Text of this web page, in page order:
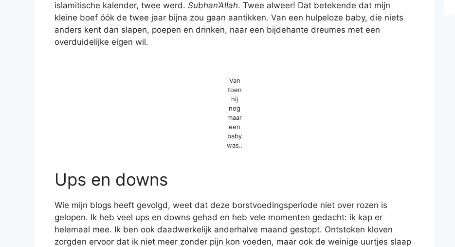
islamitische kalender, twee werd. Subhan’Allah. Twee alweer! Dat betekende dat mijn
kleine boef óók de twee jaar bijna zou gaan aantikken. Van een hulpeloze baby, die niets
anders kent dan slapen, poepen en drinken, naar een bijdehante dreumes met een
overduidelijke eigen wil.
Van
toen
hij
nog
maar
een
baby
was..
Ups en downs
Wie mijn blogs heeft gevolgd, weet dat deze borstvoedingsperiode niet over rozen is
gelopen. Ik heb veel ups en downs gehad en heb vele momenten gedacht: ik kap er
helemaal mee. Ik ben ook daadwerkelijk anderhalve maand gestopt. Ontstoken kloven
zorgden ervoor dat ik niet meer zonder pijn kon voeden, maar ook de weinige uurtjes slaap